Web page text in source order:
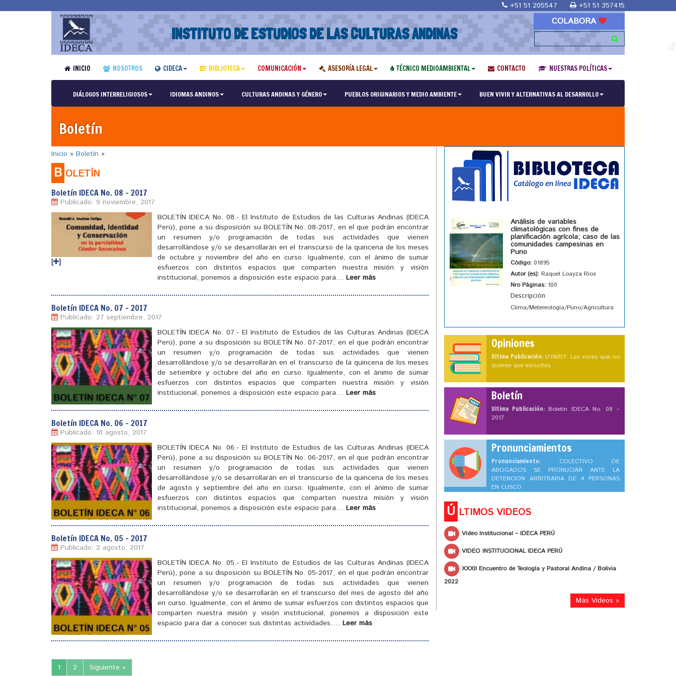
+51 51 205547 +51 51 357415
INSTITUTO DE ESTUDIOS DE LAS CULTURAS ANDINAS
COLABORA
INICIO NOSOTROS CIDECA BIBLIOTECA COMUNICACIÓN ASESORÍA LEGAL TÉCNICO MEDIOAMBIENTAL CONTACTO NUESTRAS POLÍTICAS
DIÁLOGOS INTERRELIGIOSOS IDIOMAS ANDINOS CULTURAS ANDINAS Y GÉNERO PUEBLOS ORIGINARIOS Y MEDIO AMBIENTE BUEN VIVIR Y ALTERNATIVAS AL DESARROLLO
Boletín
Inicio » Boletín »
B OLETÍN
Boletín IDECA No. 08 – 2017
Publicado: 9 noviembre, 2017
[ ]
BOLETÍN IDECA No. 08.- El Instituto de Estudios de las Culturas Andinas (IDECA
Perú), pone a su disposición su BOLETÍN No. 08-2017, en el que podrán encontrar
un resumen y/o programación de todas sus actividades que vienen
desarrollándose y/o se desarrollarán en el transcurso de la quincena de los meses
de octubre y noviembre del año en curso. Igualmente, con el ánimo de sumar
esfuerzos con distintos espacios que comparten nuestra misión y visión
institucional, ponemos a disposición este espacio para… Leer más
Boletín IDECA No. 07 – 2017
Publicado: 27 septiembre, 2017
[ ]
BOLETÍN IDECA No. 07.- El Instituto de Estudios de las Culturas Andinas (IDECA
Perú), pone a su disposición su BOLETÍN No. 07-2017, en el que podrán encontrar
un resumen y/o programación de todas sus actividades que vienen
desarrollándose y/o se desarrollarán en el transcurso de la quincena de los meses
de setiembre y octubre del año en curso. Igualmente, con el ánimo de sumar
esfuerzos con distintos espacios que comparten nuestra misión y visión
institucional, ponemos a disposición este espacio para… Leer más
Boletín IDECA No. 06 – 2017
Publicado: 18 agosto, 2017
[ ]
BOLETÍN IDECA No. 06.- El Instituto de Estudios de las Culturas Andinas (IDECA
Perú), pone a su disposición su BOLETÍN No. 06-2017, en el que podrán encontrar
un resumen y/o programación de todas sus actividades que vienen
desarrollándose y/o se desarrollarán en el transcurso de la quincena de los meses
de agosto y septiembre del año en curso. Igualmente, con el ánimo de sumar
esfuerzos con distintos espacios que comparten nuestra misión y visión
institucional, ponemos a disposición este espacio para… Leer más
Boletín IDECA No. 05 – 2017
Publicado: 2 agosto, 2017
]
BOLETÍN IDECA No. 05.- El Instituto de Estudios de las Culturas Andinas (IDECA
Perú), pone a su disposición su BOLETÍN No. 05-2017, en el que podrán encontrar
un resumen y/o programación de todas sus actividades que vienen
desarrollándose y/o se desarrollarán en el transcurso del mes de agosto del año
en curso. Igualmente, con el ánimo de sumar esfuerzos con distintos espacios que
comparten nuestra misión y visión institucional, ponemos a disposición este
espacio para dar a conocer sus distintas actividades…. Leer más
1 2 Siguiente »
Análisis de variables
climatológicas con fines de
planificación agrícola; caso de las
comunidades campesinas en
Puno
Código: 01895
Autor (es): Raquel Loayza Rios
Nro Páginas: 100
Descripción
Clima/Metereología/Puno/Agricultura
Opiniones
Ultima Publicación: UYARIY: Las voces que no
quieren que escuches
Boletín
Ultima Publicación: Boletín IDECA No. 08 –
2017
Pronunciamientos
Pronunciamiento: COLECTIVO DE
ABOGADOS SE PRONUCIAN ANTE LA
DETENCION ARBITRARIA DE 4 PERSONAS
EN CUSCO
Ú LTIMOS VIDEOS
Video Institucional – IDECA PERÚ
VIDEO INSTITUCIONAL IDECA PERÚ
XXXII Encuentro de Teología y Pastoral Andina / Bolivia
2022
Más Videos »